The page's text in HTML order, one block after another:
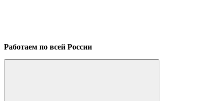
Работаем по всей России